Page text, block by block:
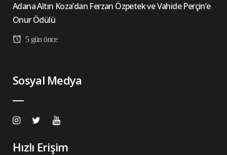
Adana Altın Koza’dan Ferzan Özpetek ve Vahide Perçin’e
Onur Ödülü
5 gün önce
Sosyal Medya
Hızlı Erişim